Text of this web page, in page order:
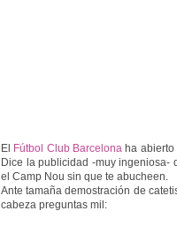
El Fútbol Club Barcelona ha
Dice la publicidad -muy ingeniosa-
el Camp Nou sin que te abucheen.
Ante tamaña demostración de
cabeza preguntas mil: